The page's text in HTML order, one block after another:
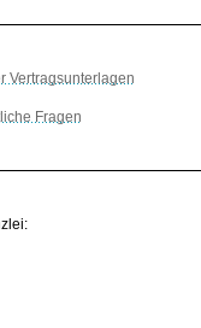
Vertragsunterlagen
Fragen